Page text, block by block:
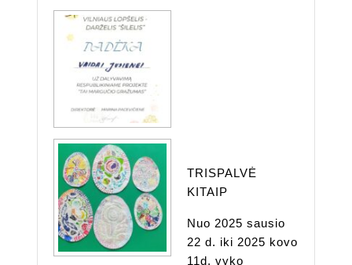
TRISPALVĖ
KITAIP
Nuo 2025 sausio
22 d. iki 2025 kovo
11d. vyko